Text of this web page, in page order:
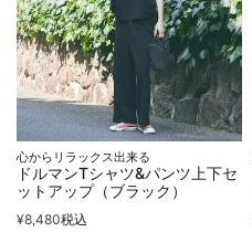
心からリラックス出来る
ドルマンTシャツ&パンツ上下セ
ットアップ（ブラック）
¥8,480税込